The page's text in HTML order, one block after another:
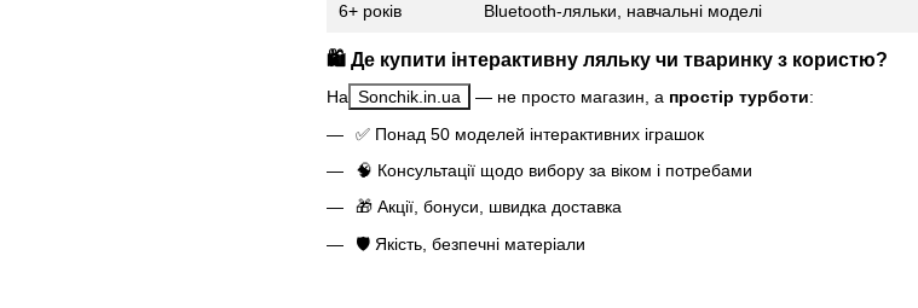
6+ років Bluetooth-ляльки, навчальні моделі
🛍️ Де купити інтерактивну ляльку чи тваринку з користю?
На Sonchik.in.ua — не просто магазин, а простір турботи:
✅ Понад 50 моделей інтерактивних іграшок
🧠 Консультації щодо вибору за віком і потребами
🎁 Акції, бонуси, швидка доставка
🛡️ Якість, безпечні матеріали